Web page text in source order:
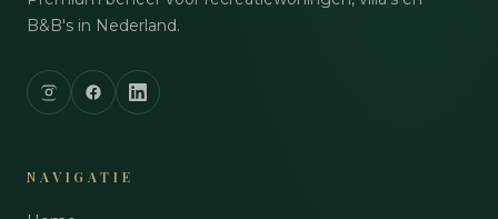
B&B's in Nederland.
NAVIGATIE